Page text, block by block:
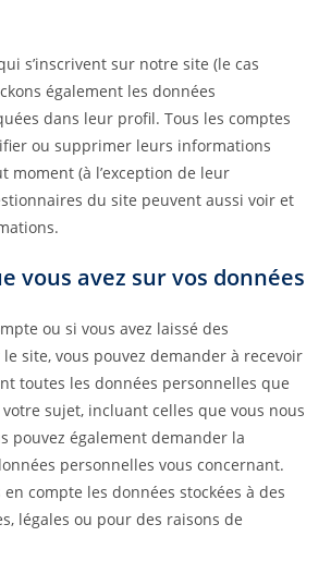
s’inscrivent sur notre site (le cas
également les données
dans leur profil. Tous les comptes
ou supprimer leurs informations
moment (à l’exception de leur
du site peuvent aussi voir et
vous avez sur vos données
ou si vous avez laissé des
site, vous pouvez demander à recevoir
toutes les données personnelles que
sujet, incluant celles que vous nous
pouvez également demander la
personnelles vous concernant.
compte les données stockées à des
légales ou pour des raisons de